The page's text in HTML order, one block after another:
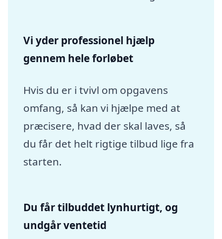
Vi yder professionel hjælp
gennem hele forløbet
Hvis du er i tvivl om opgavens
omfang, så kan vi hjælpe med at
præcisere, hvad der skal laves, så
du får det helt rigtige tilbud lige fra
starten.
Du får tilbuddet lynhurtigt, og
undgår ventetid